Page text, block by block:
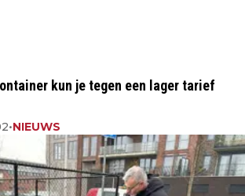
kun je tegen een lager tarief
•NIEUWS